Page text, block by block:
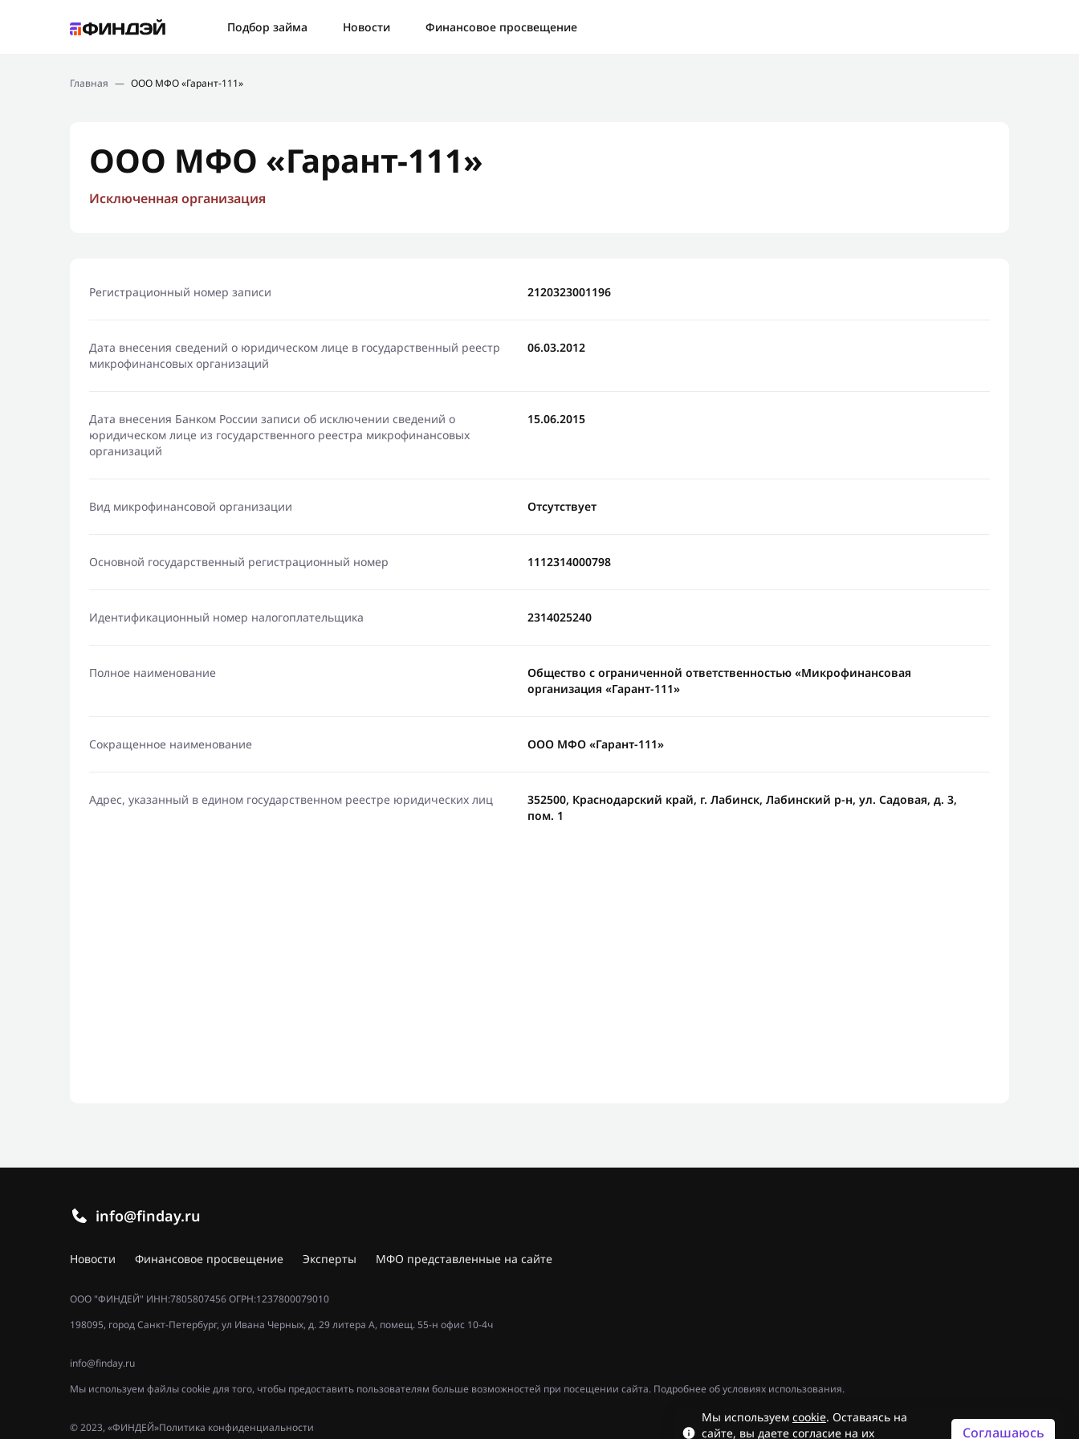
Подбор займа Новости
Финансовое просвещение
Новости
Главная — ООО МФО «Гарант-111»
ООО МФО «Гарант-111»
Исключенная организация
Регистрационный номер записи 2120323001196
Дата внесения сведений о юридическом лице в государственный реестр
микрофинансовых организаций
06.03.2012
Дата внесения Банком России записи об исключении сведений о
юридическом лице из государственного реестра микрофинансовых
организаций
15.06.2015
Вид микрофинансовой организации Отсутствует
Основной государственный регистрационный номер 1112314000798
Идентификационный номер налогоплательщика 2314025240
Полное наименование
Общество с ограниченной ответственностью «Микрофинансовая
организация «Гарант-111»
Сокращенное наименование ООО МФО «Гарант-111»
Адрес, указанный в едином государственном реестре юридических лиц
352500, Краснодарский край, г. Лабинск, Лабинский р-н, ул. Садовая, д. 3,
пом. 1
info@finday.ru
Новости Финансовое просвещение Эксперты МФО представленные на сайте
ООО "ФИНДЕЙ" ИНН:7805807456 ОГРН:1237800079010
198095, город Санкт-Петербург, ул Ивана Черных, д. 29 литера А, помещ. 55-н офис 10-4ч
info@finday.ru
Мы используем файлы cookie для того, чтобы предоставить пользователям больше возможностей при посещении сайта. Подробнее об условиях использования.
Политика конфиденциальности
© 2023, «ФИНДЕЙ»
Мы используем cookie. Оставаясь на
сайте, вы даете согласие на их
Соглашаюсь
Ошибка: Контактная форма не найдена.